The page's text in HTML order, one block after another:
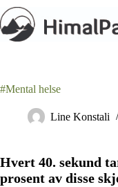
Hopp
til
innholdet
#Mental helse
Line Konstali
Hvert 40. sekund
prosent av disse